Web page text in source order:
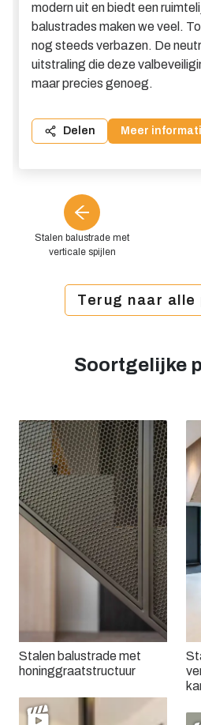
Stalen balustrade met
verticale spijlen
modern uit en biedt een
balustrades maken we veel.
nog steeds verbazen. De
uitstraling die deze
maar precies genoeg.
Delen Meer
Terug naar
Soortgelijke
Stalen balustrade met
honinggraatstructuur